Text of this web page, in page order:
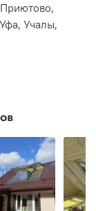
Учалы,